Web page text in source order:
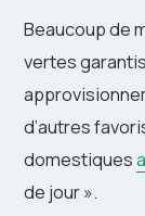
Beaucoup de
vertes
d’autres
domestiques
de jour ».